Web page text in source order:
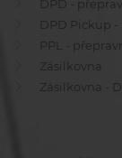
DPD -
DPD Pickup
PPL -
Zásilkovna
Zásilkovna -